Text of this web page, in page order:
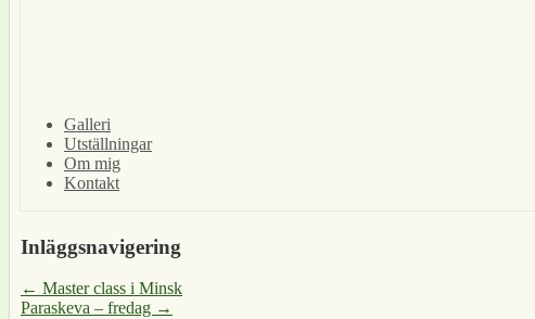
Galleri
Utställningar
Om mig
Kontakt
Inläggsnavigering
← Master class i Minsk
Paraskeva – fredag →